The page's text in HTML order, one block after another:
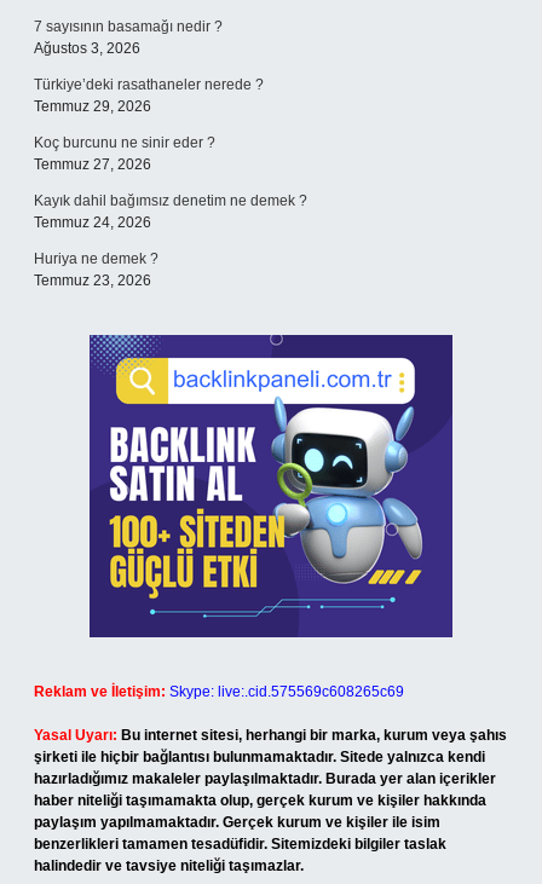
7 sayısının basamağı nedir ?
Ağustos 3, 2026
Türkiye’deki rasathaneler nerede ?
Temmuz 29, 2026
Koç burcunu ne sinir eder ?
Temmuz 27, 2026
Kayık dahil bağımsız denetim ne demek ?
Temmuz 24, 2026
Huriya ne demek ?
Temmuz 23, 2026
Reklam ve İletişim: Skype: live:.cid.575569c608265c69
Yasal Uyarı: Bu internet sitesi, herhangi bir marka, kurum veya şahıs
şirketi ile hiçbir bağlantısı bulunmamaktadır. Sitede yalnızca kendi
hazırladığımız makaleler paylaşılmaktadır. Burada yer alan içerikler
haber niteliği taşımamakta olup, gerçek kurum ve kişiler hakkında
paylaşım yapılmamaktadır. Gerçek kurum ve kişiler ile isim
benzerlikleri tamamen tesadüfidir. Sitemizdeki bilgiler taslak
halindedir ve tavsiye niteliği taşımazlar.